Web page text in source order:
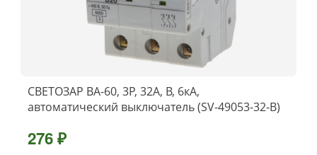
СВЕТОЗАР ВА-60, 3P, 32А, B, 6кА,
автоматический выключатель (SV-49053-32-B)
276 ₽